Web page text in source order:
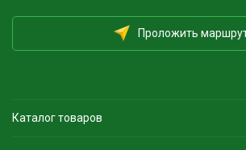
Проложить
Каталог товаров